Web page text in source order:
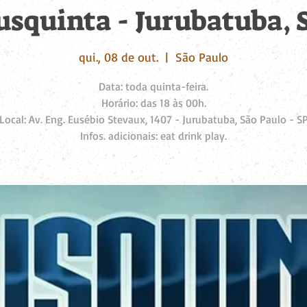
- Jurubatuba,
qui., 08 de out.
  |
São Paulo
Data: toda quinta-feira.
Horário: das 18 às 00h.
Av. Eng. Eusébio Stevaux, 1407 - Jurubatuba, São Paulo -
Infos. adicionais: eat drink play.